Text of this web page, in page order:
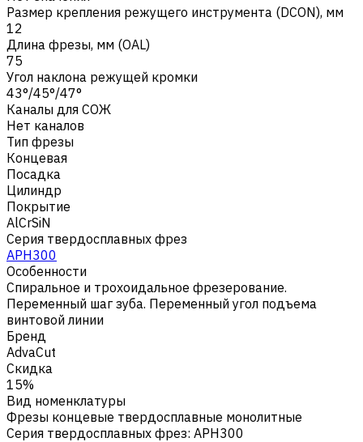
Размер крепления режущего инструмента (DCON), мм
12
Длина фрезы, мм (OAL)
75
Угол наклона режущей кромки
43°/45°/47°
Каналы для СОЖ
Нет каналов
Тип фрезы
Концевая
Посадка
Цилиндр
Покрытие
AlCrSiN
Серия твердосплавных фрез
APH300
Особенности
Спиральное и трохоидальное фрезерование.
Переменный шаг зуба. Переменный угол подъема
винтовой линии
Бренд
AdvaCut
Скидка
15%
Вид номенклатуры
Фрезы концевые твердосплавные монолитные
Серия твердосплавных фрез: APH300